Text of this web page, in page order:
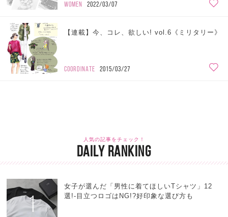
WOMEN 2022/03/07
【連載】今、コレ、欲しい! vol.6《ミリタリー》
COORDINATE 2015/03/27
人気の記事をチェック！
DAILY RANKING
1
女子が選んだ「男性に着てほしいTシャツ」12
選!-目立つロゴはNG!?好印象な選び方も